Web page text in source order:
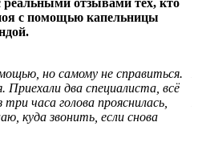
отзывами тех, кто
с помощью капельницы
но самому не справиться.
Приехали два специалиста, всё
три часа голова прояснилась,
куда звонить, если снова